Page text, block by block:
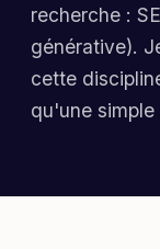
recherche :
générative).
cette
qu'une